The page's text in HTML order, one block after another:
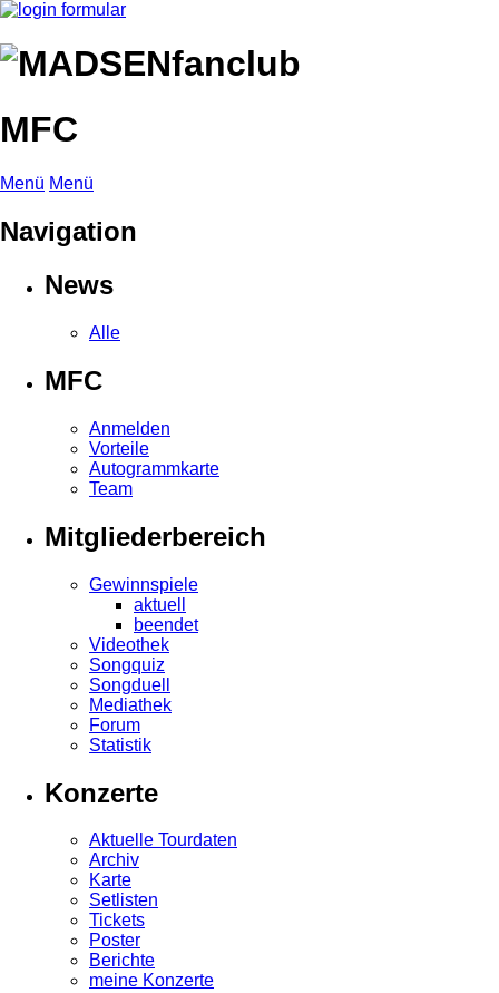
MFC
Menü Menü
Navigation
News
Alle
MFC
Anmelden
Vorteile
Autogrammkarte
Team
Mitgliederbereich
Gewinnspiele
aktuell
beendet
Videothek
Songquiz
Songduell
Mediathek
Forum
Statistik
Konzerte
Aktuelle Tourdaten
Archiv
Karte
Setlisten
Tickets
Poster
Berichte
meine Konzerte